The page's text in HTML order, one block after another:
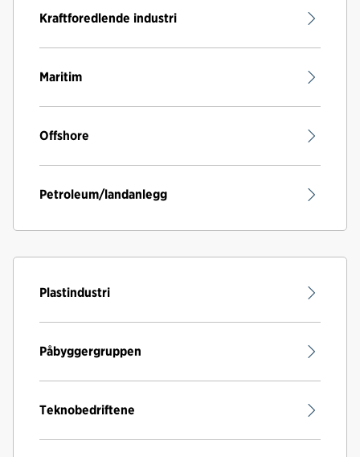
Kraftforedlende industri
Maritim
Offshore
Petroleum/landanlegg
Plastindustri
Påbyggergruppen
Teknobedriftene